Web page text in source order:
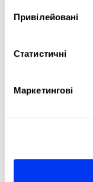
Привілейовані
Статистичні
Маркетингові
Face: Fiberglass
Structural